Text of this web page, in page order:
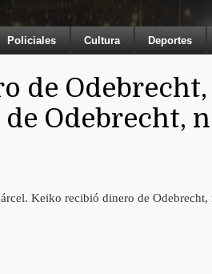
Policiales Cultura Deportes
de Odebrecht,
Odebrecht,